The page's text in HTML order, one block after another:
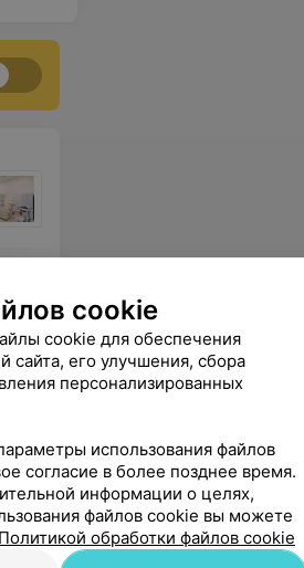
Все цены
Еще
cookie
cookie для обеспечения
сайта, его улучшения, сбора
персонализированных
использования файлов
согласие в более позднее время.
информации о целях,
файлов cookie вы можете
Политикой обработки файлов cookie